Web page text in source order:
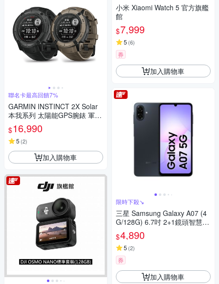
聯名卡最高回饋7%
GARMIN INSTINCT 2X Solar
本我系列 太陽能GPS腕錶 軍事
戰術版
$16,990
5 (2)
加入購物車
小米 Xiaomi Watch 5 官方旗艦
館
$7,999
5 (6)
券
加入購物車
限時下殺↘
三星 Samsung Galaxy A07 (4
G/128G) 6.7吋 2+1鏡頭智慧手
$4,890
5 (2)
券
加入購物車